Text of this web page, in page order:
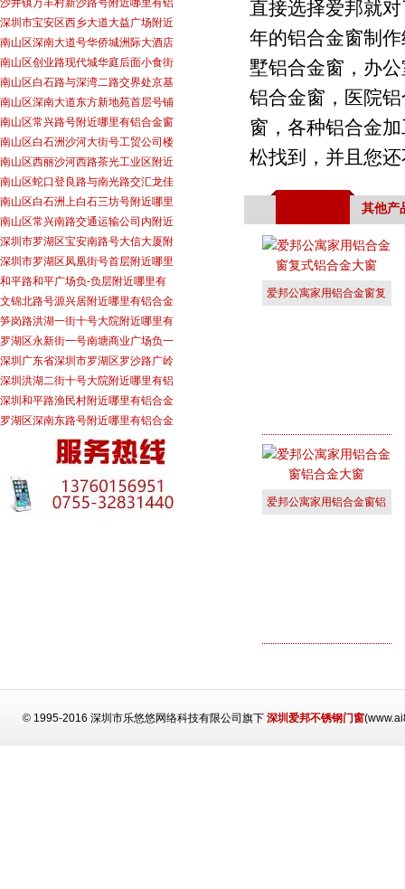
沙井镇万丰村新沙路号附近哪里有铝
深圳市宝安区西乡大道大益广场附近
南山区深南大道号华侨城洲际大酒店
南山区创业路现代城华庭后面小食街
南山区白石路与深湾二路交界处京基
南山区深南大道东方新地苑首层号铺
南山区常兴路号附近哪里有铝合金窗
南山区白石洲沙河大街号工贸公司楼
南山区西丽沙河西路茶光工业区附近
南山区蛇口登良路与南光路交汇龙佳
南山区白石洲上白石三坊号附近哪里
南山区常兴南路交通运输公司内附近
深圳市罗湖区宝安南路号大信大厦附
深圳市罗湖区凤凰街号首层附近哪里
和平路和平广场负-负层附近哪里有
文锦北路号源兴居附近哪里有铝合金
笋岗路洪湖一街十号大院附近哪里有
罗湖区永新街一号南塘商业广场负一
深圳广东省深圳市罗湖区罗沙路广岭
深圳洪湖二街十号大院附近哪里有铝
深圳和平路渔民村附近哪里有铝合金
罗湖区深南东路号附近哪里有铝合金
直接选择爱邦就
年的铝合金窗制
墅铝合金窗，办
铝合金窗，医院
窗，各种铝合金
松找到，并且您
其他产
爱邦公寓家用铝合金窗复
爱邦公寓家用铝合金窗铝
© 1995-2016 深圳市乐悠悠网络科技有限公司旗下深圳爱邦不锈钢门窗